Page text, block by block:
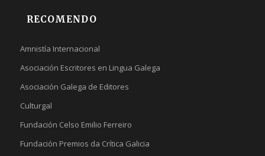
RECOMENDO
Amnistía Internacional
Asociación Escritores en Lingua Galega
Asociación Galega de Editores
Culturgal
Fundación Celso Emilio Ferreiro
Fundación Premios da Crítica Galicia